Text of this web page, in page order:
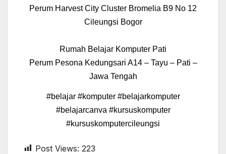
Perum Harvest City Cluster Bromelia B9 No 12
Cileungsi Bogor
Rumah Belajar Komputer Pati
Perum Pesona Kedungsari A14 – Tayu – Pati –
Jawa Tengah
#belajar #komputer #belajarkomputer
#belajarcanva #kursuskomputer
#kursuskomputercileungsi
Post Views: 223